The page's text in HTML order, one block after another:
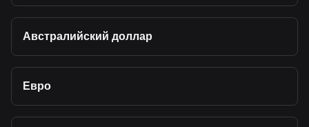
Австралийский доллар
Евро